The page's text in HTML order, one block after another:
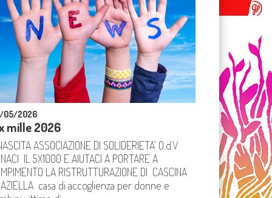
05/2026
mille 2026
ASSOCIAZIONE DI SOLIDERIETA’ O.d.V
IL 5X1000 E AIUTACI A PORTARE A
LA RISTRUTTURAZIONE DI CASCINA
casa di accoglienza per donne e